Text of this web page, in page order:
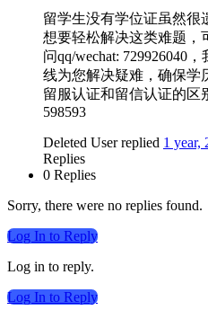
留学生没有学位证虽然很
想要轻松解决这类难题，
问qq/wechat: 729926040
线为您解决疑难，确保学
留服认证和留信认证的区
598593
Deleted User replied 1 year,
Replies
0 Replies
Sorry, there were no replies found.
Log In to Reply
Log in to reply.
Log In to Reply